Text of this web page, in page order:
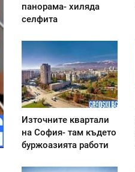
панорама- хиляда
селфита
Източните квартали
на София- там където
буржоазията работи